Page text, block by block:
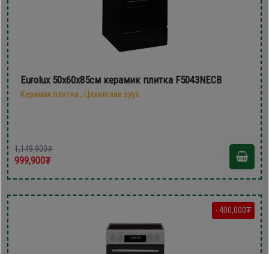
Eurolux 50х60x85см керамик плитка F5043NECB
Керамик плитка , Цахилгаан зуух
1,149,900₮
999,900₮
- 400,000₮